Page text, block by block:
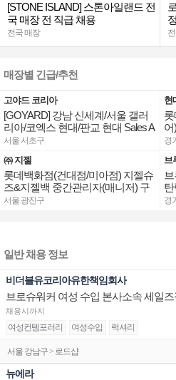
[STONE ISLAND] 스톤아일랜드 전
국 매장 전 직급 채용
전국 매장
매장별 긴급/추천
고야드 코리아
[GOYARD] 강남 신세계/서울 갤러
리아/코엑스 현대/판교 현대 Sales A
ssociate 채용
서울 서초구
㈜ 지젤
롯데백화점(건대점/미아점) 지젤슈
즈&지젤백 중간관리자(매니저) 구
인합니다
서울 광진구
현
경
브
경
일반 채용 정보
비더블유코리아유한책임회사
브로슈워커 여성 수입 본사소속 세일
채용시까지
여성컨템포러리 여성수입 럭셔리
서울 강남구 > 로드샵
뉴에라